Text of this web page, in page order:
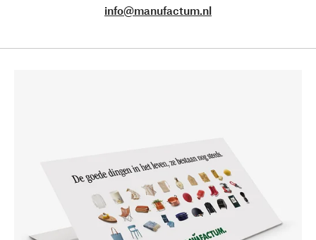
info@manufactum.nl